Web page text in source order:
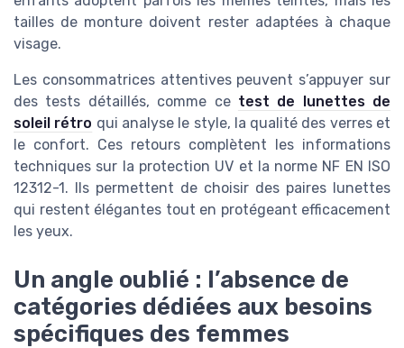
tailles de monture doivent rester adaptées à chaque
visage.
Les consommatrices attentives peuvent s’appuyer sur
des tests détaillés, comme ce test de lunettes de
soleil rétro qui analyse le style, la qualité des verres et
le confort. Ces retours complètent les informations
techniques sur la protection UV et la norme NF EN ISO
12312-1. Ils permettent de choisir des paires lunettes
qui restent élégantes tout en protégeant efficacement
les yeux.
Un angle oublié : l’absence de
catégories dédiées aux besoins
spécifiques des femmes